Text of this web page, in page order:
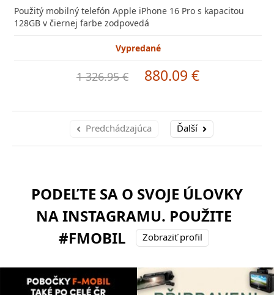
Použitý mobilný telefón Apple iPhone 16 Pro s kapacitou
128GB v čiernej farbe zodpovedá
Vypredané
1 326.95 € 880.09 €
Predchádzajúca Ďalší
PODEĽTE SA O SVOJE ÚLOVKY
NA INSTAGRAMU. POUŽITE
#FMOBIL
Zobraziť profil